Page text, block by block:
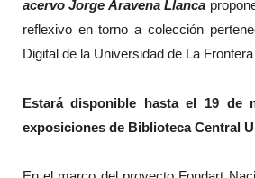
acervo Jorge Aravena Llanca
reflexivo en torno a colección
Digital de la Universidad de La Frontera
Estará disponible hasta el 19 de
exposiciones de Biblioteca Central